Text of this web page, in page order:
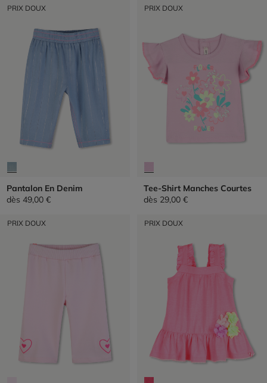
PRIX DOUX
Pantalon En Denim
dès 49,00 €
PRIX DOUX
Tee-Shirt Manches Courtes
dès 29,00 €
PRIX DOUX PRIX DOUX